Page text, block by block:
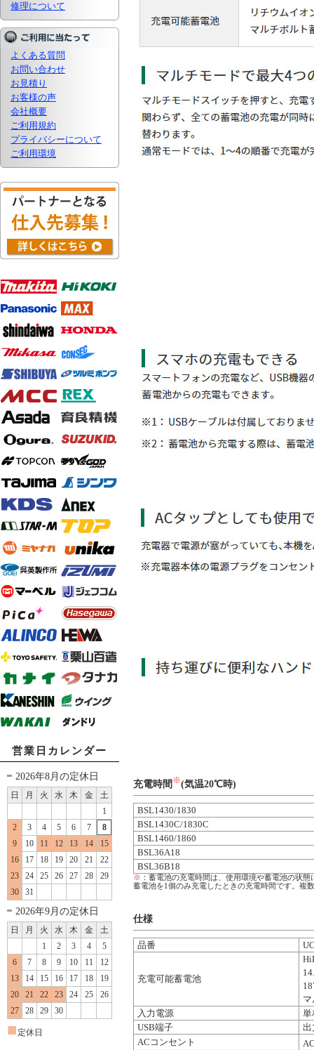
修理について
よくある質問
お問い合わせ
お見積り
お客様の声
会社概要
ご利用規約
プライバシーについて
ご利用環境
営業日カレンダー
2026年8月の定休日
日 月 火 水 木 金
土
1
2
3 4 5 6 7
8
9
10 11 12 13 14
15
16
17 18 19 20 21
22
23
24 25 26 27 28
29
30
31
2026年9月の定休日
日 月 火 水 木 金
土
1
2 3 4
5
6
7 8 9 10 11
12
13
14 15 16 17 18
19
20
21 22 23 24 25
26
27
28 29 30
■ 定休日
充電時間 ※(気温20℃時)
BSL1430/1830
BSL1430C/1830C
BSL1460/1860
BSL36A18
BSL36B18
※ ：蓄電池の充電時間は、使用環境や蓄電池の状
蓄電池を1個のみ充電したときの充電時間です。複
仕様
品番
充電可能蓄電池
入力電源
単
USB端子
出
ACコンセント